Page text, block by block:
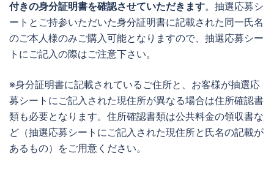
付きの身分証明書を確認させていただきます。抽選応募シ
ートとご持参いただいた身分証明書に記載された同一氏名
のご本人様のみご購入可能となりますので、抽選応募シー
トにご記入の際はご注意下さい。
※身分証明書に記載されているご住所と、お客様が抽選応
募シートにご記入された現住所が異なる場合は住所確認書
類も必要となります。住所確認書類は公共料金の領収書な
ど（抽選応募シートにご記入された現住所と氏名の記載が
あるもの）をご用意ください。